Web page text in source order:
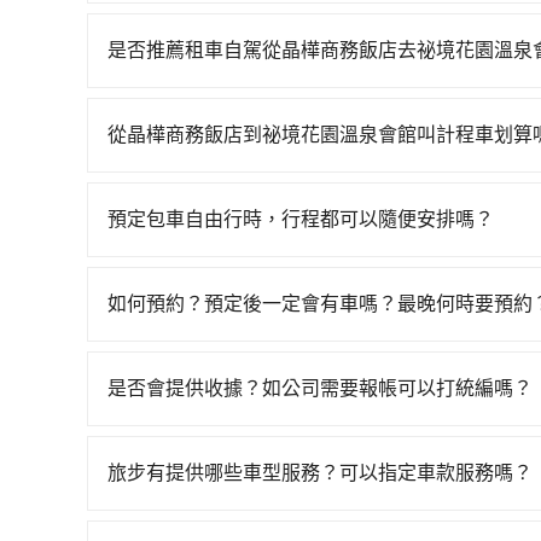
站！南港-板橋雖然一天最多時有90班車次，從最
高鐵從南港站前往板橋高鐵站，每人票價70元，
0.9%，換句話說，臨時要叫小黃的難度是雙北大
車，不僅至少額外負擔660元車資，而且更會額
是否推薦租車自駕從晶樺商務飯店去祕境花園溫泉
天就要來回，那在宜蘭路邊可隨租隨借的iRent應
時40元路邊停車費用預估進去，但額外的汽車保
的車門仍未被修理，每一次租車都好像在開樂透
點仍有段距離，在遇到下雨天或者載行李時，就顯
從晶樺商務飯店到祕境花園溫泉會館叫計程車划算
到車，也可考慮打電話至晶樺商務飯店附近的計
臨時叫到小黃的難度是台北或新北的100倍之多。
$700。
預定包車自由行時，行程都可以隨便安排嗎？
的需求安排的。
如何預約？預定後一定會有車嗎？最晚何時要預約
可查到真實價格，照著步驟填寫完乘客資料與線
如臨時需要，前一天傍晚五點前仍會收單，最遲如
是否會提供收據？如公司需要報帳可以打統編嗎？
付款前可以輸入公司的抬頭與統編，可向國稅局
旅步有提供哪些車型服務？可以指定車款服務嗎？